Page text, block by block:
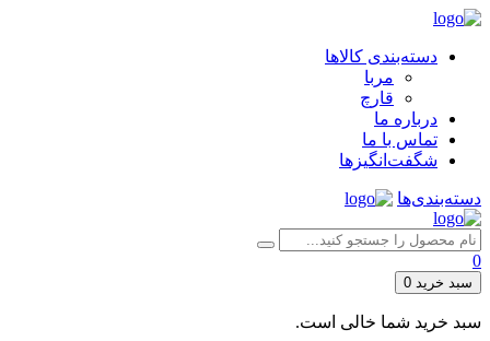
دسته‌بندی کالاها
مربا
قارچ
درباره ما
تماس با ما
شگفت‌انگیزها
دسته‌بندی‌ها
0
سبد خرید 0
سبد خرید شما خالی است.